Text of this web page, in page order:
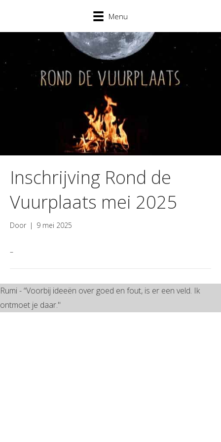
Menu
Inschrijving Rond de
Vuurplaats mei 2025
Door | 9 mei 2025
–
Rumi - “Voorbij ideeën over goed en fout, is er een veld. Ik
ontmoet je daar."